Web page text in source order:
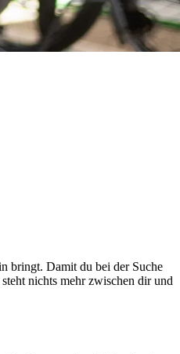
bringt. Damit du bei der Suche
nichts mehr zwischen dir und